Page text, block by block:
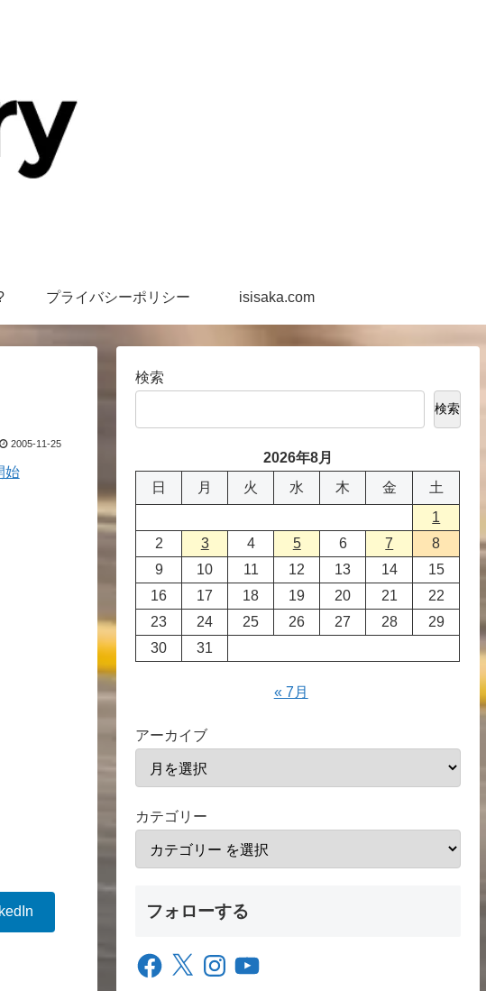
プライバシーポリシー isisaka.com
2005-11-25
始
検索
検索
2026年8月
日
月 火 水 木 金
土
1
2
3 4 5 6 7
8
9
10 11 12 13 14
15
16
17 18 19 20 21
22
23
24 25 26 27 28
29
30
31
« 7月
アーカイブ
カテゴリー
フォローする
Facebook
X InstagramYouTube